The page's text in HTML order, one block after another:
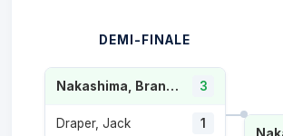
DEMI-FINALE
Nakashima, Brandon 3
Draper, Jack 1